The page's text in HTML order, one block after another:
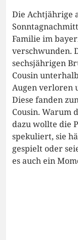
Die Achtjährige
Familie im
verschwunden.
sechsjährigen
Cousin
Augen verloren
Diese fanden
Cousin. Warum
dazu wollte die
spekuliert, sie
gespielt oder
es auch ein